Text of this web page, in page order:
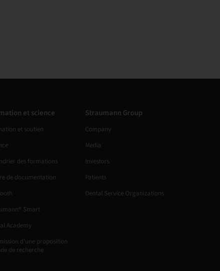
et science
et soutien
des formations
de documentation
Smart
Academy
d’une proposition
de recherche
Straumann Group
Company
Media
Investors
Patients
Dental Service Organizations